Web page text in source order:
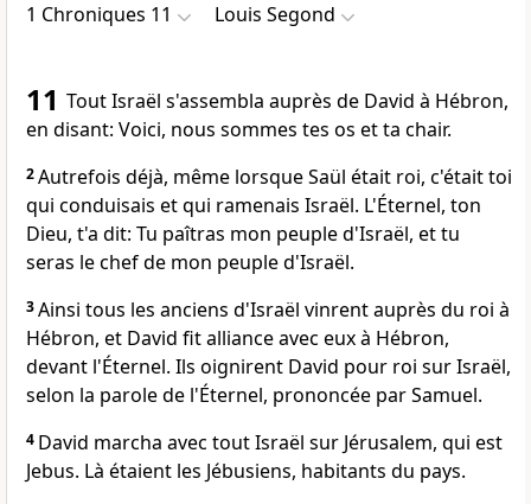
1 Chroniques 11 Louis Segond
11 Tout Israël s'assembla auprès de David à Hébron,
en disant: Voici, nous sommes tes os et ta chair.
2Autrefois déjà, même lorsque Saül était roi, c'était toi
qui conduisais et qui ramenais Israël. L'Éternel, ton
Dieu, t'a dit: Tu paîtras mon peuple d'Israël, et tu
seras le chef de mon peuple d'Israël.
3Ainsi tous les anciens d'Israël vinrent auprès du roi à
Hébron, et David fit alliance avec eux à Hébron,
devant l'Éternel. Ils oignirent David pour roi sur Israël,
selon la parole de l'Éternel, prononcée par Samuel.
4 David marcha avec tout Israël sur Jérusalem, qui est
Jebus. Là étaient les Jébusiens, habitants du pays.